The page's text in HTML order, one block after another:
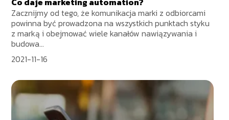
Zacznijmy od tego, że komunikacja marki z odbiorcami
powinna być prowadzona na wszystkich punktach styku
z marką i obejmować wiele kanałów nawiązywania i
budowa...
2021-11-16